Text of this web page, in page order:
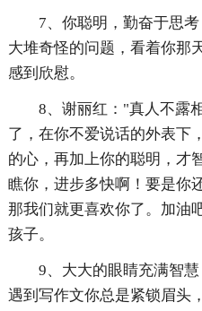
7、你聪明，勤奋于思
大堆奇怪的问题，看着你那
感到欣慰。
8、谢丽红："真人不露
了，在你不爱说话的外表下
的心，再加上你的聪明，才
瞧你，进步多快啊！要是你
那我们就更喜欢你了。加油
孩子。
9、大大的眼睛充满智
遇到写作文你总是紧锁眉头